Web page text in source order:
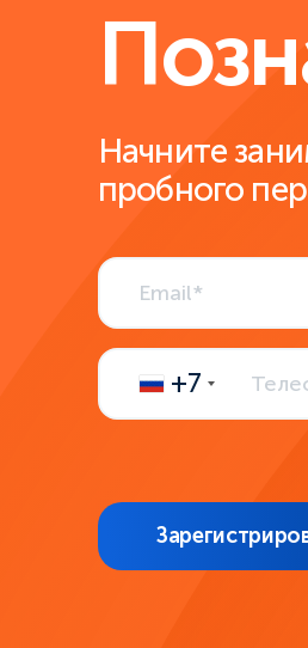
Начните
пробного
+7